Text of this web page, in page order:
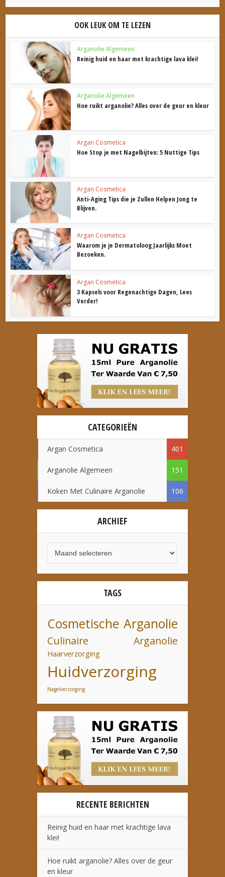
OOK LEUK OM TE LEZEN
Arganolie Algemeen
Reinig huid en haar met krachtige lava klei!
Arganolie Algemeen
Hoe ruikt arganolie? Alles over de geur en kleur
Argan Cosmetica
Hoe Stop je met Nagelbijten: 5 Nuttige Tips
Argan Cosmetica
Anti-Aging Tips die je Zullen Helpen Jong te
Blijven.
Argan Cosmetica
Waarom je je Dermatoloog Jaarlijks Moet
Bezoeken.
Argan Cosmetica
3 Kapsels voor Regenachtige Dagen, Lees
Verder!
CATEGORIEËN
Argan Cosmetica 401
Arganolie Algemeen 151
Koken Met Culinaire Arganolie 106
ARCHIEF
TAGS
Cosmetische Arganolie
Culinaire Arganolie
Haarverzorging
Huidverzorging
Nagelverzorging
RECENTE BERICHTEN
Reinig huid en haar met krachtige lava
klei!
Hoe ruikt arganolie? Alles over de geur
en kleur